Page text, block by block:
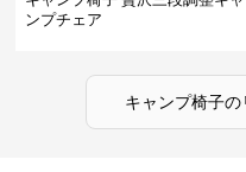
ンプチェア
キャンプ椅子の